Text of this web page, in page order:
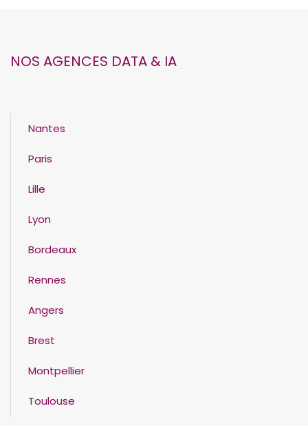
NOS AGENCES DATA & IA
Nantes
Paris
Lille
Lyon
Bordeaux
Rennes
Angers
Brest
Montpellier
Toulouse